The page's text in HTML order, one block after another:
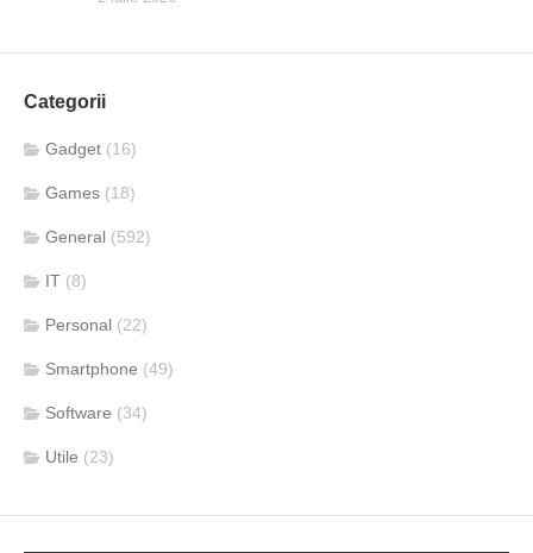
Categorii
Gadget (16)
Games (18)
General (592)
IT (8)
Personal (22)
Smartphone (49)
Software (34)
Utile (23)